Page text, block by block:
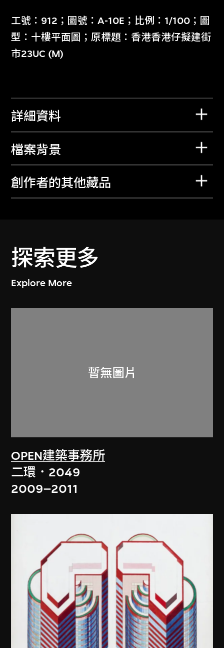
工號：912；圖號：A-10E；比例：1/100；圖
型：十樓平面圖；原標題：香港香港仔擬建街
市23UC (M)
詳細資料
檔案背景
創作者的其他藏品
探索更多
Explore More
OPEN建築事務所
二環．2049
2009–2011